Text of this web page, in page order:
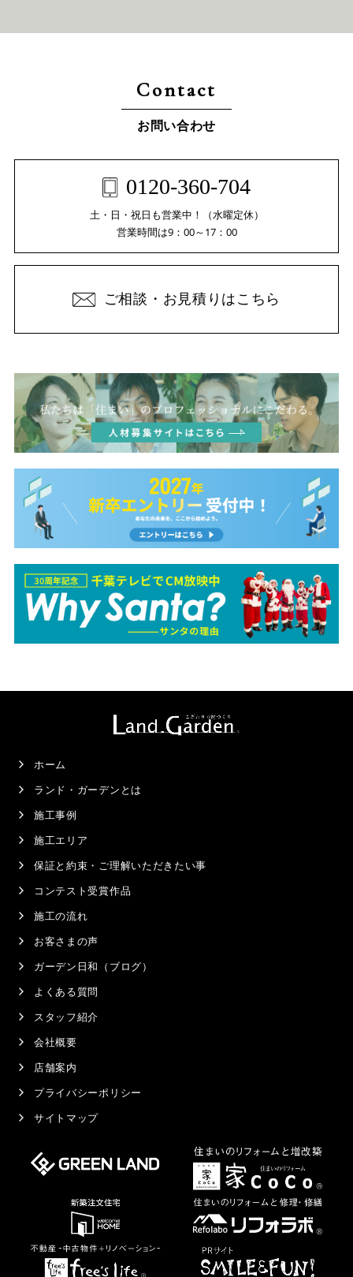
Contact
お問い合わせ
0120-360-704
土・日・祝日も営業中！（水曜定休）
営業時間は9：00～17：00
ご相談・お見積りはこちら
ホーム
ランド・ガーデンとは
施工事例
施工エリア
保証と約束・ご理解いただきたい事
コンテスト受賞作品
施工の流れ
お客さまの声
ガーデン日和（ブログ）
よくある質問
スタッフ紹介
会社概要
店舗案内
プライバシーポリシー
サイトマップ